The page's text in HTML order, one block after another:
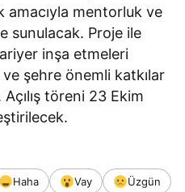
mentorluk ve
sunulacak. Proje ile
inşa etmeleri
şehre önemli katkılar
töreni 23 Ekim
Haha Vay
Üzgün